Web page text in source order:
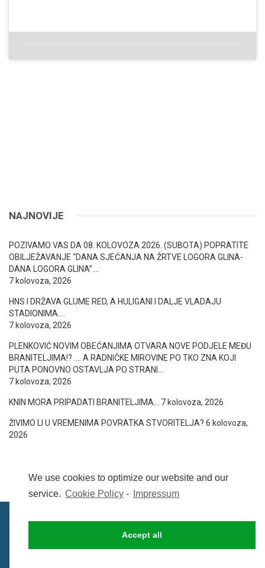
We use cookies to optimize our website and our
service. Cookie Policy - Impressum
Accept all
NAJNOVIJE
POZIVAMO VAS DA 08. KOLOVOZA 2026. (SUBOTA) POPRATITE
OBILJEŽAVANJE “DANA SJEĆANJA NA ŽRTVE LOGORA GLINA-
DANA LOGORA GLINA”….
7 kolovoza, 2026
HNS I DRŽAVA GLUME RED, A HULIGANI I DALJE VLADAJU
STADIONIMA….
7 kolovoza, 2026
PLENKOVIĆ NOVIM OBEĆANJIMA OTVARA NOVE PODJELE MEĐU
BRANITELJIMA!? …. A RADNIČKE MIROVINE PO TKO ZNA KOJI
PUTA PONOVNO OSTAVLJA PO STRANI…
7 kolovoza, 2026
KNIN MORA PRIPADATI BRANITELJIMA… 7 kolovoza, 2026
ŽIVIMO LI U VREMENIMA POVRATKA STVORITELJA? 6 kolovoza,
2026